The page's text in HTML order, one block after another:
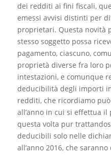
dei redditi ai fini fiscali,
emessi avvisi distinti per
proprietari. Questa novità
stesso soggetto possa
pagamento, ciascuno,
proprietà diverse fra loro
intestazioni, e comunque
deducibilità degli importi
redditi, che ricordiamo
all’anno in cui si effettua
questa volta pur
deducibili solo nelle
all’anno 2016, che